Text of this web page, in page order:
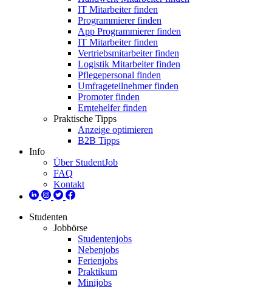
IT Mitarbeiter finden
Programmierer finden
App Programmierer finden
IT Mitarbeiter finden
Vertriebsmitarbeiter finden
Logistik Mitarbeiter finden
Pflegepersonal finden
Umfrageteilnehmer finden
Promoter finden
Erntehelfer finden
Praktische Tipps
Anzeige optimieren
B2B Tipps
Info
Über StudentJob
FAQ
Kontakt
Studenten
Jobbörse
Studentenjobs
Nebenjobs
Ferienjobs
Praktikum
Minijobs